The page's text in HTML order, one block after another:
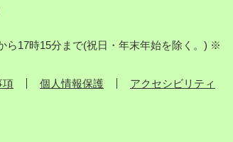
17時15分まで(祝日・年末年始を除く。) ※
項 個人情報保護 アクセシビリティ